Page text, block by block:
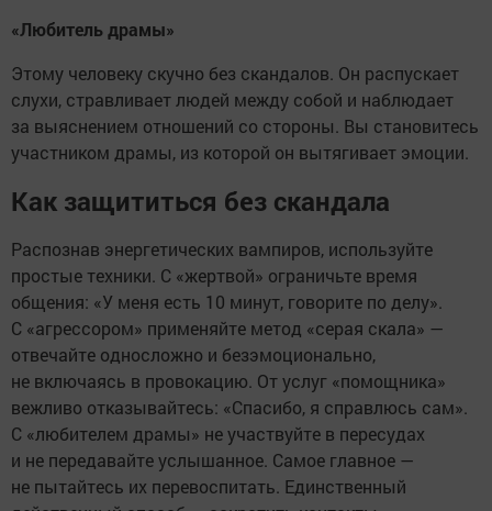
«Любитель драмы»
Этому человеку скучно без скандалов. Он распускает
слухи, стравливает людей между собой и наблюдает
за выяснением отношений со стороны. Вы становитесь
участником драмы, из которой он вытягивает эмоции.
Как защититься без скандала
Распознав энергетических вампиров, используйте
простые техники. С «жертвой» ограничьте время
общения: «У меня есть 10 минут, говорите по делу».
С «агрессором» применяйте метод «серая скала» —
отвечайте односложно и безэмоционально,
не включаясь в провокацию. От услуг «помощника»
вежливо отказывайтесь: «Спасибо, я справлюсь сам».
С «любителем драмы» не участвуйте в пересудах
и не передавайте услышанное. Самое главное —
не пытайтесь их перевоспитать. Единственный